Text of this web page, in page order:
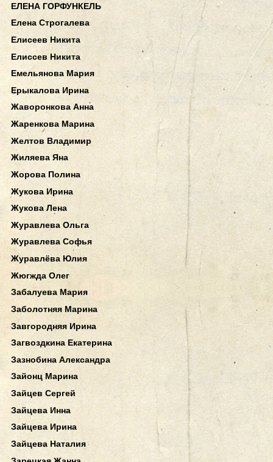
ЕЛЕНА ГОРФУНКЕЛЬ
Елена Строгалева
Елисеев Никита
Елиссев Никита
Емельянова Мария
Ерыкалова Ирина
Жаворонкова Анна
Жаренкова Марина
Желтов Владимир
Жиляева Яна
Жорова Полина
Жукова Ирина
Жукова Лена
Журавлева Ольга
Журавлева Софья
Журавлёва Юлия
Жюгжда Олег
Забалуева Мария
Заболотняя Марина
Завгородняя Ирина
Загвоздкина Екатерина
Зазнобина Александра
Зайонц Марина
Зайцев Сергей
Зайцева Инна
Зайцева Ирина
Зайцева Наталия